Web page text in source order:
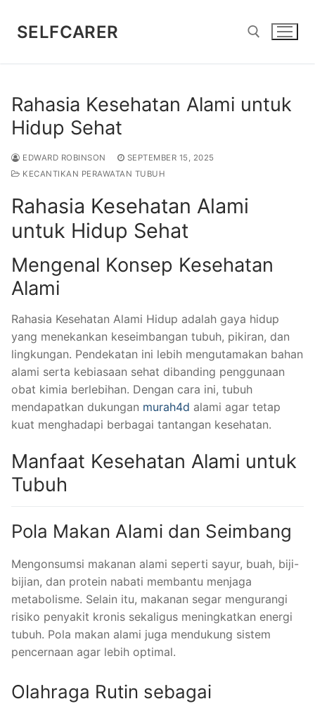
konten
SELFCARER
Rahasia Kesehatan Alami untuk
Hidup Sehat
EDWARD ROBINSON
SEPTEMBER 15, 2025
KECANTIKAN PERAWATAN TUBUH
Rahasia Kesehatan Alami
untuk Hidup Sehat
Mengenal Konsep Kesehatan
Alami
Rahasia Kesehatan Alami Hidup adalah gaya hidup
yang menekankan keseimbangan tubuh, pikiran, dan
lingkungan. Pendekatan ini lebih mengutamakan bahan
alami serta kebiasaan sehat dibanding penggunaan
obat kimia berlebihan. Dengan cara ini, tubuh
mendapatkan dukungan murah4d alami agar tetap
kuat menghadapi berbagai tantangan kesehatan.
Manfaat Kesehatan Alami untuk
Tubuh
Pola Makan Alami dan Seimbang
Mengonsumsi makanan alami seperti sayur, buah, biji-
bijian, dan protein nabati membantu menjaga
metabolisme. Selain itu, makanan segar mengurangi
risiko penyakit kronis sekaligus meningkatkan energi
tubuh. Pola makan alami juga mendukung sistem
pencernaan agar lebih optimal.
Olahraga Rutin sebagai